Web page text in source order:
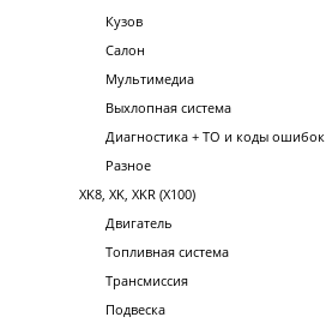
Кузов
Салон
Мультимедиа
Выхлопная система
Диагностика + ТО и коды ошибок
Разное
XK8, XK, XKR (X100)
Двигатель
Топливная система
Трансмиссия
Подвеска